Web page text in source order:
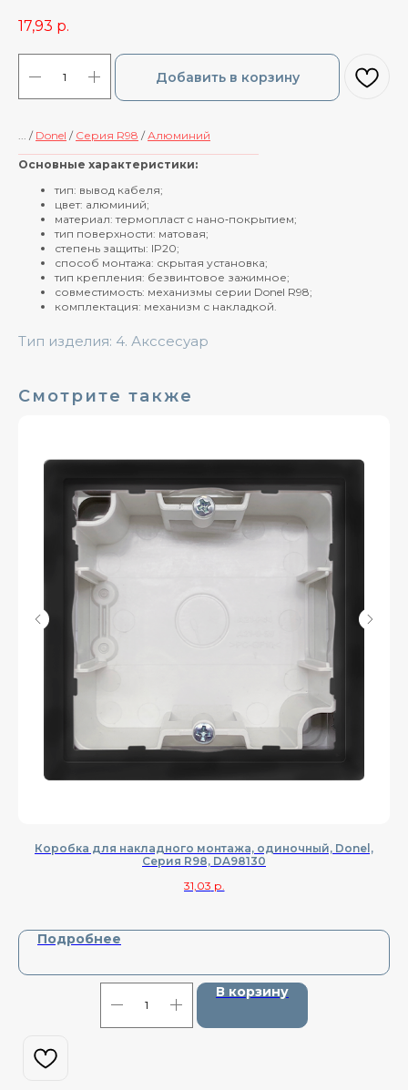
17,93 р.
Добавить в корзину
... / Donel / Cерия R98 / Алюминий
Основные характеристики:
тип: вывод кабеля;
цвет: алюминий;
материал: термопласт с нано‑покрытием;
тип поверхности: матовая;
степень защиты: IP20;
способ монтажа: скрытая установка;
тип крепления: безвинтовое зажимное;
совместимость: механизмы серии Donel R98;
комплектация: механизм с накладкой.
Тип изделия: 4. Акссесуар
Смотрите также
Коробка для накладного монтажа, одиночный, Donel,
Cерия R98, DA98130
31,03 р.
Подробнее
В корзину